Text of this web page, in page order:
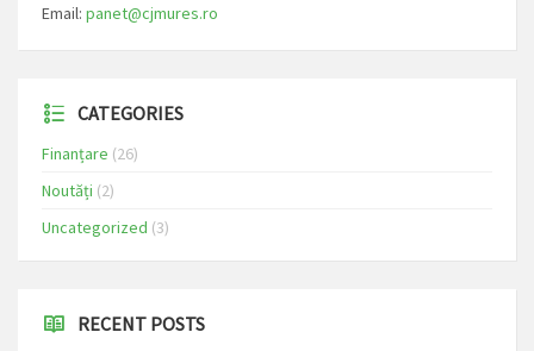
Email: panet@cjmures.ro
CATEGORIES
Finanțare (26)
Noutăți (2)
Uncategorized (3)
RECENT POSTS